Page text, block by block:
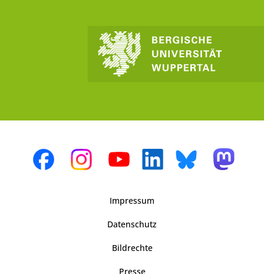
Impressum
Datenschutz
Bildrechte
Presse